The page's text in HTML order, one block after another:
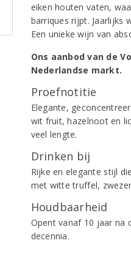
eiken houten vaten,
barriques rijpt. Jaarlijks
Een unieke wijn van
Ons aanbod van de
Nederlandse markt.
Proefnotitie
Elegante,
wit fruit, hazelnoot en
veel lengte.
Drinken bij
Rijke en elegante stijl
met witte truffel,
Houdbaarheid
Opent vanaf 10 jaar na
decennia.